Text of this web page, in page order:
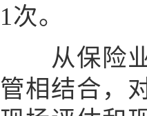
1次。
从保险业
管相结合，